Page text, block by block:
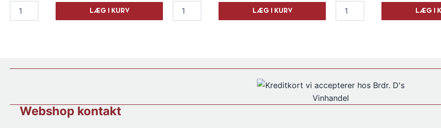
Mariol
LÆG I KURV
Mendoza
LÆG I KURV
Hidalgo
LÆG I
Webshop kontakt